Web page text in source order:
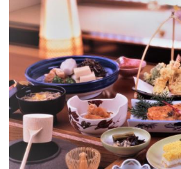
・ご夕食/ご朝食
新鮮なきのこや山菜・旬の自家
理でおもてなし。
懐かしくて素朴な家庭料理の味
◆温泉◆
天然温泉の露天風呂と内湯が
つ。